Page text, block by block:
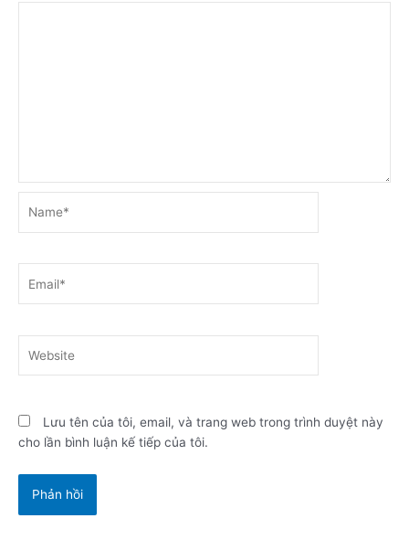
Lưu tên của tôi, email, và trang web trong trình duyệt này
cho lần bình luận kế tiếp của tôi.